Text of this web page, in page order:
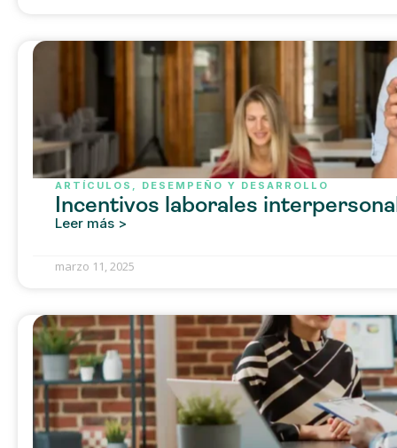
ARTÍCULOS DESEMPEÑO Y DESARROLLO
Incentivos laborales
Leer más >
marzo 11, 2025